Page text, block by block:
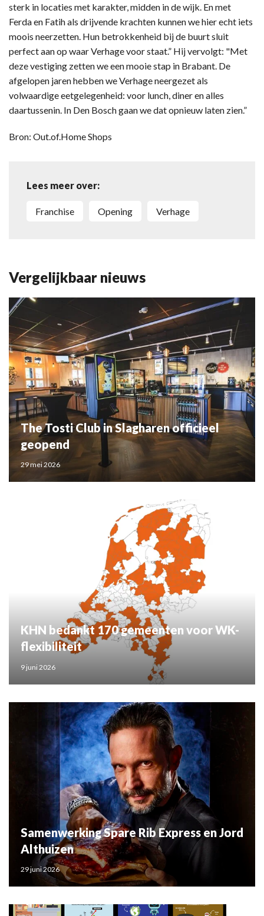
sterk in locaties met karakter, midden in de wijk. En met
Ferda en Fatih als drijvende krachten kunnen we hier echt iets
moois neerzetten. Hun betrokkenheid bij de buurt sluit
perfect aan op waar Verhage voor staat.” Hij vervolgt: "Met
deze vestiging zetten we een mooie stap in Brabant. De
afgelopen jaren hebben we Verhage neergezet als
volwaardige eetgelegenheid: voor lunch, diner en alles
daartussenin. In Den Bosch gaan we dat opnieuw laten zien.”
Bron: Out.of.Home Shops
Lees meer over:
franchise opening Verhage
Vergelijkbaar nieuws
The Tosti Club in Slagharen officieel
geopend
29 mei 2026
KHN bedankt 170 gemeenten voor WK-
flexibiliteit
9 juni 2026
Samenwerking Spare Rib Express en Jord
Althuizen
29 juni 2026